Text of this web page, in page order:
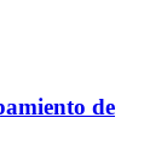
de